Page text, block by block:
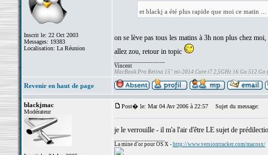
Inscrit le: 22 Oct 2003
Messages: 19383
Localisation: La Réunion
et blackj a été plus rapide que moi ce matin ...
on se lève pas tous les matins à 3h non plus chez
allez zou, retour in topic
Vincent
MacBook Pro Retina 15" mi-2014 Core i7 2,5GHz 16 Go 512 Go
Revenir en haut de page
blackjmac
Modérateur
Post� le: Mar 04 Avr 2006 à 22:57 Sujet du message:
je le verrouille - il m'a l'air d'être LE sujet de
La mine d'or pour OS X - http://www.versiontracker.com/macosx/